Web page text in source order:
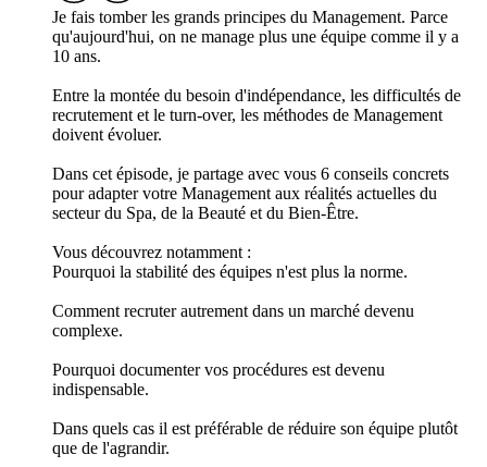
Je fais tomber les grands principes du Management. Parce
qu'aujourd'hui, on ne manage plus une équipe comme il y a
10 ans.
Entre la montée du besoin d'indépendance, les difficultés de
recrutement et le turn-over, les méthodes de Management
doivent évoluer.
Dans cet épisode, je partage avec vous 6 conseils concrets
pour adapter votre Management aux réalités actuelles du
secteur du Spa, de la Beauté et du Bien-Être.
Vous découvrez notamment :
Pourquoi la stabilité des équipes n'est plus la norme.
Comment recruter autrement dans un marché devenu
complexe.
Pourquoi documenter vos procédures est devenu
indispensable.
Dans quels cas il est préférable de réduire son équipe plutôt
que de l'agrandir.